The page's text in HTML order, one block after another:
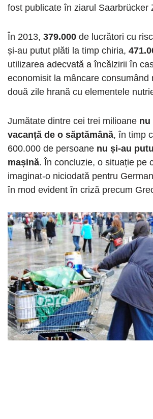
fost publicate în ziarul Saarbrücker
În 2013, 379.000 de lucrători cu
și-au putut plăti la timp chiria,
utilizarea adecvată a încălzirii în
economisit la mâncare consumând
două zile hrană cu elementele
Jumătate dintre cei trei milioane nu
vacanță de o săptămână, în timp
600.000 de persoane nu și-au
mașină. În concluzie, o situație pe
imaginat-o niciodată pentru
în mod evident în criză precum